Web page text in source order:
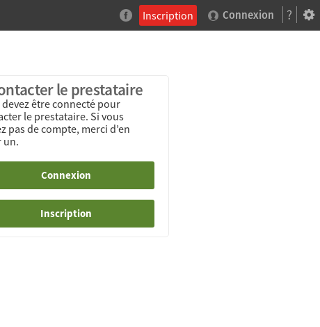
?
Inscription Connexion
le prestataire
devez être connecté pour
le prestataire. Si vous
pas de compte, merci d’en
un.
Connexion
Inscription